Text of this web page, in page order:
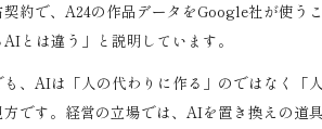
約で、A24の作品データをGoogle社が使う
とは違う」と説明しています。
、AIは「人の代わりに作る」のではなく「
方です。経営の立場では、AIを置き換えの道